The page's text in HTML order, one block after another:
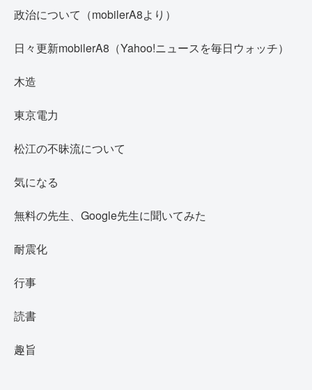
政治について（mobilerA8より）
日々更新mobilerA8（Yahoo!ニュースを毎日ウォッチ）
木造
東京電力
松江の不昧流について
気になる
無料の先生、Google先生に聞いてみた
耐震化
行事
読書
趣旨